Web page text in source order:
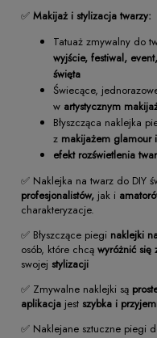
✅ Makijaż i stylizacja twarzy:
Tatuaż zmywalny do
wyjście, festiwal,
święta
Świecące,
w artystycznym
Błyszcząca naklejka
z makijażem glamour
efekt rozświetlenia
✅ Naklejka na twarz do DIY
profesjonalistów, jak i
charakteryzacje.
✅ Błyszczące piegi naklejki
osób, które chcą wyróżnić się
swojej stylizacji
✅ Zmywalne naklejki są
aplikacja jest szybka i
✅ Naklejane sztuczne piegi